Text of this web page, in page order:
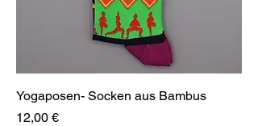
Yogaposen- Socken aus Bambus
Preis
12,00 €